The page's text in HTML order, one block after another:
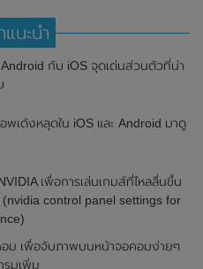
แนะนำ
กับ iOS จุดเด่นส่วนตัวที่น่า
พเด้งหลุดใน iOS และ Android มาดู
เพื่อการเล่นเกมส์ที่ไหลลื่นขึ้น
control panel settings for
อม เพื่อจับภาพบนหน้าจอคอมง่ายๆ
รมเพิ่ม